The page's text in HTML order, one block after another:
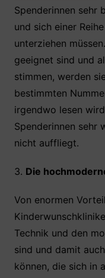
Spenderinnen sehr
und sich einer
unterziehen
geeignet sind und
stimmen, werden
bestimmten
irgendwo lesen
Spenderinnen sehr
nicht auffliegt.
3. Die
Von enormen
Technik und den
sind und damit
können, die sich in